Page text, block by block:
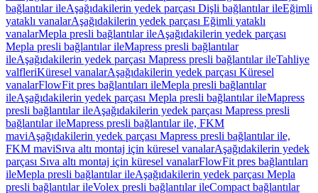
bağlantılar ileAşağıdakilerin yedek parçası Dişli bağlantılar ileEğimli
yataklı vanalarAşağıdakilerin yedek parçası Eğimli yataklı
vanalarMepla presli bağlantılar ileAşağıdakilerin yedek parçası
Mepla presli bağlantılar ileMapress presli bağlantılar
ileAşağıdakilerin yedek parçası Mapress presli bağlantılar ileTahliye
valfleriKüresel vanalarAşağıdakilerin yedek parçası Küresel
vanalarFlowFit pres bağlantıları ileMepla presli bağlantılar
ileAşağıdakilerin yedek parçası Mepla presli bağlantılar ileMapress
presli bağlantılar ileAşağıdakilerin yedek parçası Mapress presli
bağlantılar ileMapress presli bağlantılar ile, FKM
maviAşağıdakilerin yedek parçası Mapress presli bağlantılar ile,
FKM maviSıva altı montaj için küresel vanalarAşağıdakilerin yedek
parçası Sıva altı montaj için küresel vanalarFlowFit pres bağlantıları
ileMepla presli bağlantılar ileAşağıdakilerin yedek parçası Mepla
presli bağlantılar ileVolex presli bağlantılar ileCompact bağlantılar